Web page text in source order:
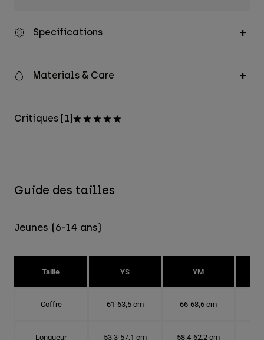
Specifications
Materials & Care
Critiques [1]
Guide des tailles
Jeunes (6-14 ans)
Taille YS YM
Coffre 61-63,5 cm 66-68,6 cm
Longueur 53,3-57,1 cm 58.4-62.2 cm